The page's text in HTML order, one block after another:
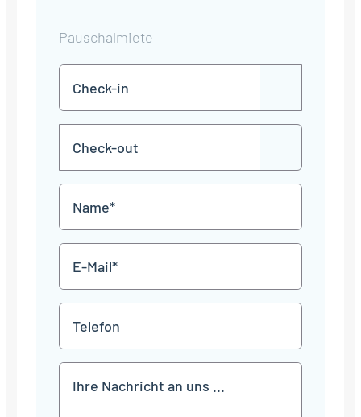
Pauschalmiete
in
TT
Punkt
MM
JJJJ
TT
Punkt
MM
JJJJ
Mail
*